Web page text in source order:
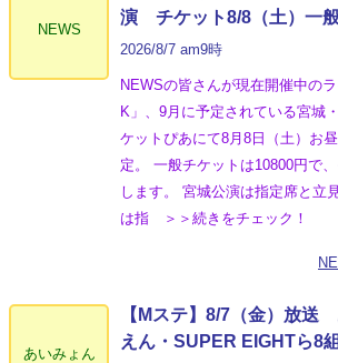
NEWS
演 チケット8/8（土）一
2026/8/7 am9時
NEWSの皆さんが現在開催中の
K」、9月に予定されている宮城
ケットぴあにて8月8日（土）お
定。 一般チケットは10800円で
します。 宮城公演は指定席と立
は指 ＞＞続きをチェック！
あいみょん
【Mステ】8/7（金）放送
えん・SUPER EIGHTら8